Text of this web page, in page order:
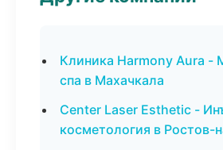
Клиника Harmony Aura -
спа в Махачкала
Center Laser Esthetic -
косметология в Ростов-